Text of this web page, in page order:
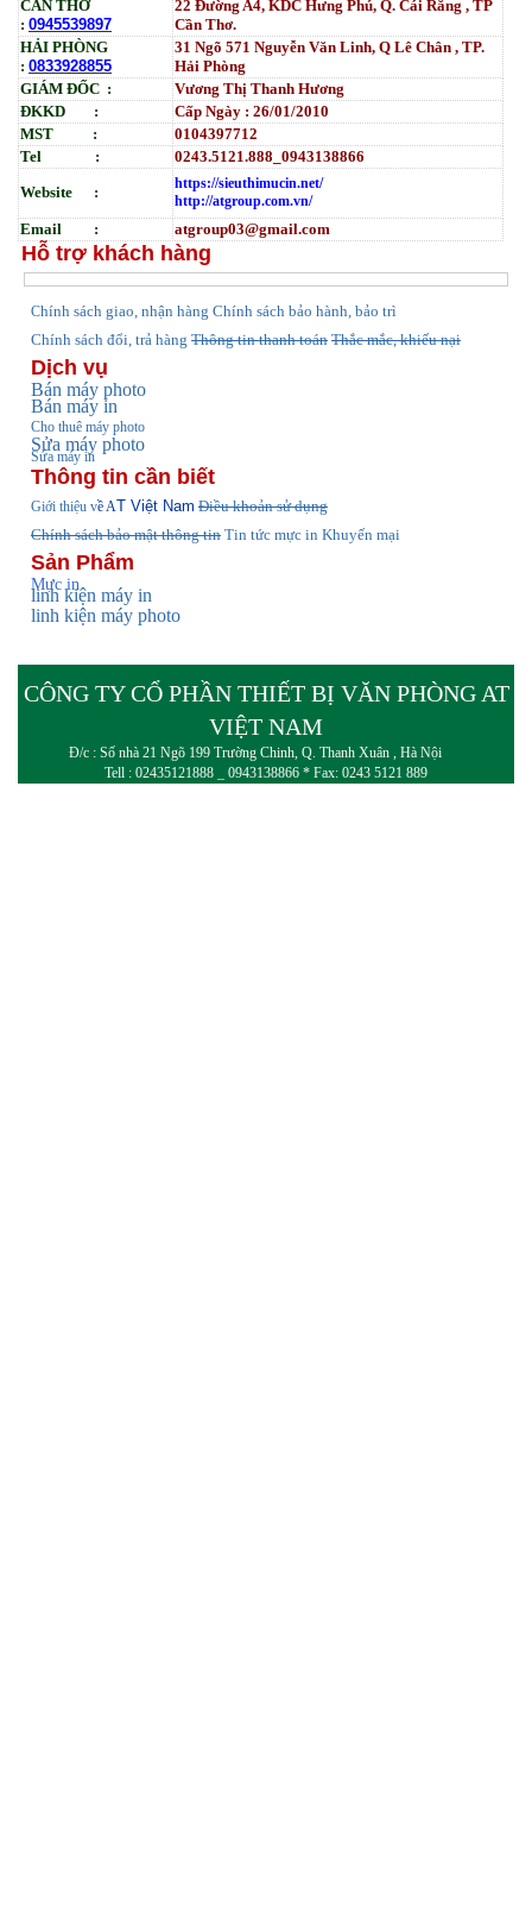
CẦN THƠ
: 0945539897
22 Đường A4, KDC Hưng Phú, Q. Cái Răng , TP
Cần Thơ.
HẢI PHÒNG
: 0833928855
31 Ngõ 571 Nguyễn Văn Linh, Q Lê Chân , TP.
Hải Phòng
GIÁM ĐỐC :
Vương Thị Thanh Hương
ĐKKD :
Cấp Ngày : 26/01/2010
MST :
0104397712
Tel :
0243.5121.888_0943138866
Website :
https://sieuthimucin.net/
http://atgroup.com.vn/
Email : atgroup03@gmail.com
Hỗ trợ khách hàng
Chính sách giao, nhận hàng Chính sách bảo hành, bảo trì
Chính sách đổi, trả hàng Thông tin thanh toán Thắc mắc, khiếu nại
Dịch vụ
Bán máy photo
Bán máy in
Cho thuê máy photo
Sửa máy photo
Sửa máy in
Thông tin cần biết
Giới thiệu về AT Việt Nam Điều khoản sử dụng
Chính sách bảo mật thông tin Tin tức mực in Khuyến mại
Sản Phẩm
Mực in
linh kiện máy in
linh kiện máy photo
CÔNG TY CỔ PHẦN THIẾT BỊ VĂN PHÒNG AT
VIỆT NAM
Đ/c : Số nhà 21 Ngõ 199 Trường Chinh, Q. Thanh Xuân , Hà Nội
Tell : 02435121888 _ 0943138866 * Fax: 0243 5121 889